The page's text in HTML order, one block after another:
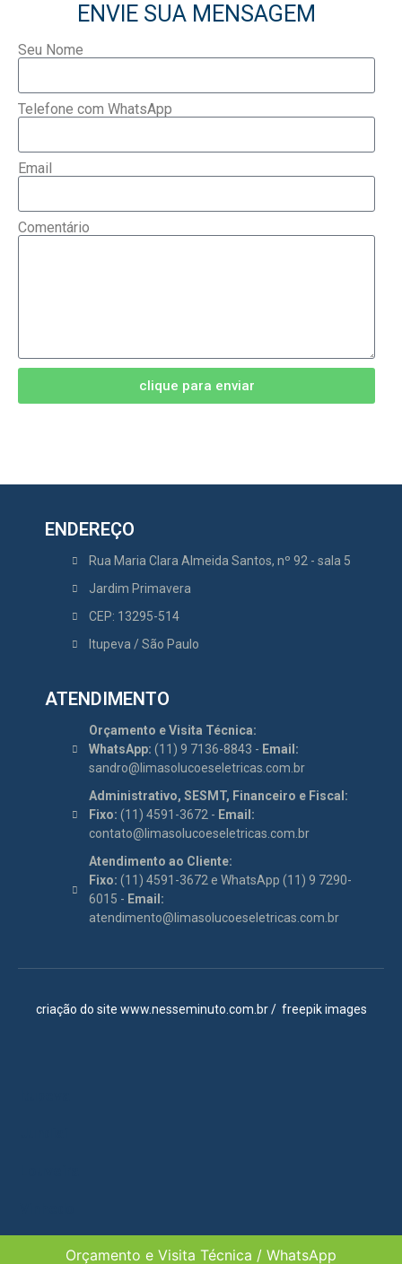
ENVIE SUA MENSAGEM
Seu Nome
Telefone com WhatsApp
Email
Comentário
clique para enviar
ENDEREÇO
Rua Maria Clara Almeida Santos, nº 92 - sala 5
Jardim Primavera
CEP: 13295-514
Itupeva / São Paulo
ATENDIMENTO
Orçamento e Visita Técnica:
WhatsApp: (11) 9 7136-8843 - Email:
sandro@limasolucoeseletricas.com.br
Administrativo, SESMT, Financeiro e Fiscal:
Fixo: (11) 4591-3672 - Email:
contato@limasolucoeseletricas.com.br
Atendimento ao Cliente:
Fixo: (11) 4591-3672 e WhatsApp (11) 9 7290-
6015 - Email:
atendimento@limasolucoeseletricas.com.br
criação do site www.nesseminuto.com.br/ freepik images
CampinasOrçamento e Visita Técnica / WhatsApp